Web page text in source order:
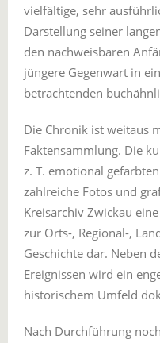
vielfältige, sehr
Darstellung seiner
den nachweisbaren
jüngere Gegenwart in
betrachtenden
Die Chronik ist weitaus
Faktensammlung. Die
z. T. emotional
zahlreiche Fotos und
Kreisarchiv Zwickau
zur Orts-, Regional-,
Geschichte dar. Neben
Ereignissen wird ein
historischem Umfeld
Nach Durchführung